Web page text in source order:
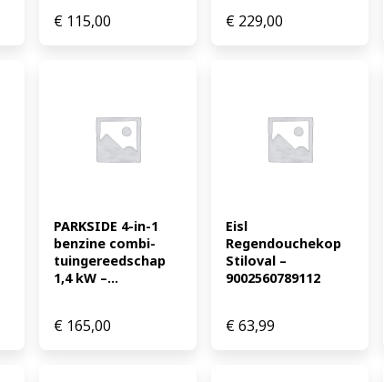
€ 115,00 € 229,00
PARKSIDE 4-in-1
benzine combi-
tuingereedschap
1,4 kW –...
€ 165,00
Eisl
Regendouchekop
Stiloval –
9002560789112
€63,99